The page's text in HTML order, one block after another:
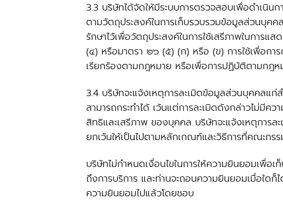
3.3 บริษัทได้จัดให้มีระบบการตรวจสอบเพื่อดำเนิน
ตามวัตถุประสงค์ในการเก็บรวบรวมข้อมูลส่วนบุ
รักษาไว้เพื่อวัตถุประสงค์ในการใช้เสรีภาพในกา
(๔) หรือมาตรา ๒๖ (๕) (ก) หรือ (ข) การใช้เพื่อก
เรียกร้องตามกฎหมาย หรือเพื่อการปฏิบัติตามกฎ
3.4 บริษัทจะแจ้งเหตุการละเมิดข้อมูลส่วนบุคคลแ
สามารถกระทำได้ เว้นแต่การละเมิดดังกล่าวไม่มี
สิทธิและเสรีภาพ ของบุคคล บริษัทจะแจ้งเหตุการ
ยกเว้นให้เป็นไปตามหลักเกณฑ์และวิธีการที่คณะก
บริษัทไม่กำหนดเงื่อนไขในการให้ความยินยอมเพื่อ
ถึงการบริการ และท่านจะถอนความยินยอมเมื่อใด
ความยินยอมไปแล้วโดยชอบ